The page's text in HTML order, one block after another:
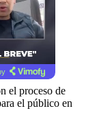
el proceso de
el público en